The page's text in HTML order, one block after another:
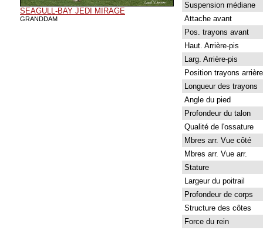
SEAGULL-BAY JEDI MIRAGE
GRANDDAM
Suspension médiane
Attache avant
Pos. trayons avant
Haut. Arrière-pis
Larg. Arrière-pis
Position trayons arrière
Longueur des trayons
Angle du pied
Profondeur du talon
Qualité de l'ossature
Mbres arr. Vue côté
Mbres arr. Vue arr.
Stature
Largeur du poitrail
Profondeur de corps
Structure des côtes
Force du rein